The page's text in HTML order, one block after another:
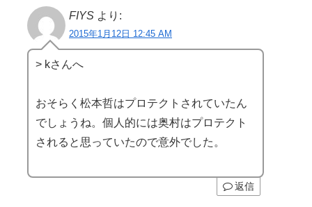
FIYS より:
2015年1月12日 12:45 AM
> kさんへ
おそらく松本哲はプロテクトされていたん
でしょうね。個人的には奥村はプロテクト
されると思っていたので意外でした。
返信